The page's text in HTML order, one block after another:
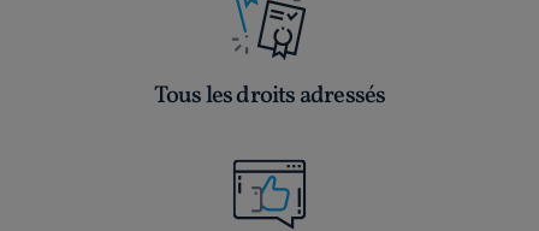
Tous les droits adressés